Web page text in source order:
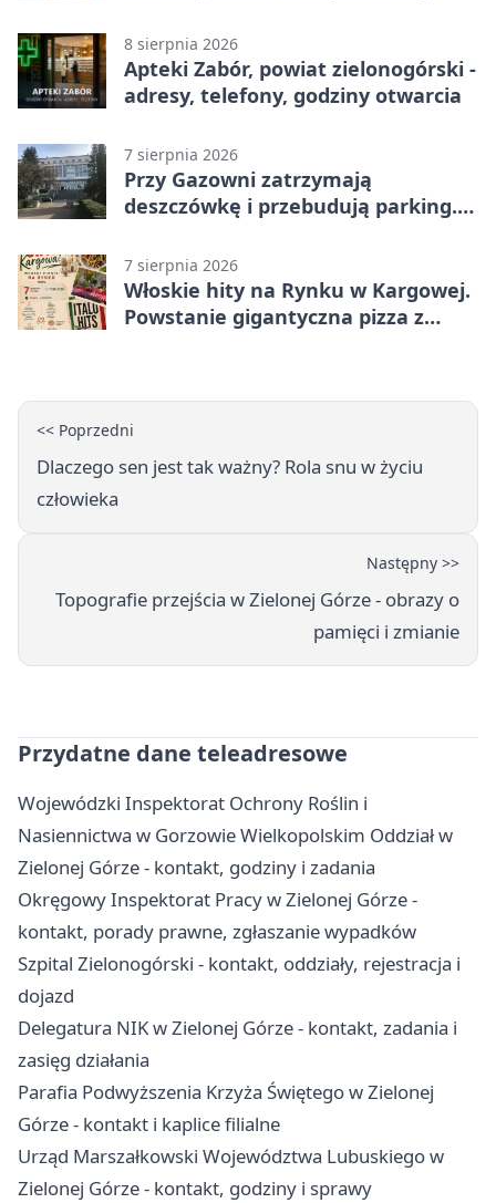
8 sierpnia 2026
Apteki Zabór, powiat zielonogórski -
adresy, telefony, godziny otwarcia
7 sierpnia 2026
Przy Gazowni zatrzymają
deszczówkę i przebudują parking.
7 sierpnia 2026
Włoskie hity na Rynku w Kargowej.
Powstanie gigantyczna pizza z
<< Poprzedni
Dlaczego sen jest tak ważny? Rola snu w życiu
człowieka
Następny >>
Topografie przejścia w Zielonej Górze - obrazy o
pamięci i zmianie
Przydatne dane teleadresowe
Wojewódzki Inspektorat Ochrony Roślin i
Nasiennictwa w Gorzowie Wielkopolskim Oddział w
Zielonej Górze - kontakt, godziny i zadania
Okręgowy Inspektorat Pracy w Zielonej Górze -
kontakt, porady prawne, zgłaszanie wypadków
Szpital Zielonogórski - kontakt, oddziały, rejestracja i
dojazd
Delegatura NIK w Zielonej Górze - kontakt, zadania i
zasięg działania
Parafia Podwyższenia Krzyża Świętego w Zielonej
Górze - kontakt i kaplice filialne
Urząd Marszałkowski Województwa Lubuskiego w
Zielonej Górze - kontakt, godziny i sprawy